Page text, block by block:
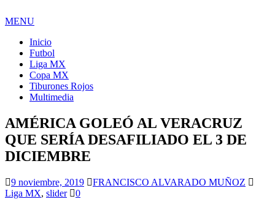
MENU
Inicio
Futbol
Liga MX
Copa MX
Tiburones Rojos
Multimedia
AMÉRICA GOLEÓ AL VERACRUZ
QUE SERÍA DESAFILIADO EL 3 DE
DICIEMBRE
9 noviembre, 2019
FRANCISCO ALVARADO MUÑOZ
Liga MX, slider 0